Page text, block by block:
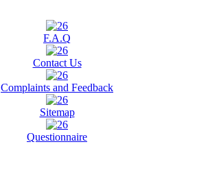
F.A.Q
Contact Us
Complaints and Feedback
Sitemap
Questionnaire